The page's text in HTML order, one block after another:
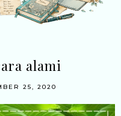
alami
25, 2020